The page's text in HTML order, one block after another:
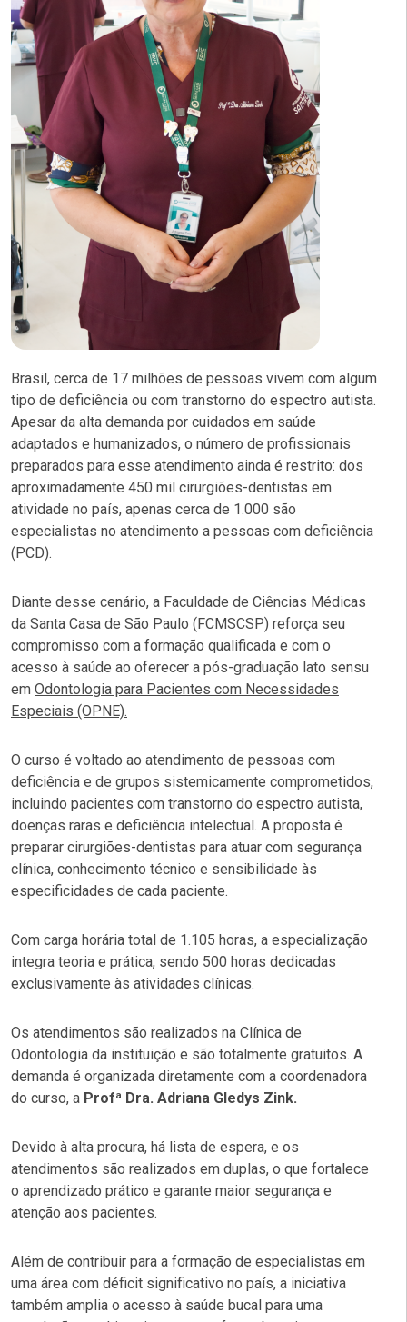
Brasil, cerca de 17 milhões de pessoas vivem com algum
tipo de deficiência ou com transtorno do espectro autista.
Apesar da alta demanda por cuidados em saúde
adaptados e humanizados, o número de profissionais
preparados para esse atendimento ainda é restrito: dos
aproximadamente 450 mil cirurgiões-dentistas em
atividade no país, apenas cerca de 1.000 são
especialistas no atendimento a pessoas com deficiência
(PCD).
Diante desse cenário, a Faculdade de Ciências Médicas
da Santa Casa de São Paulo (FCMSCSP) reforça seu
compromisso com a formação qualificada e com o
acesso à saúde ao oferecer a pós-graduação lato sensu
em Odontologia para Pacientes com Necessidades
Especiais (OPNE).
O curso é voltado ao atendimento de pessoas com
deficiência e de grupos sistemicamente comprometidos,
incluindo pacientes com transtorno do espectro autista,
doenças raras e deficiência intelectual. A proposta é
preparar cirurgiões-dentistas para atuar com segurança
clínica, conhecimento técnico e sensibilidade às
especificidades de cada paciente.
Com carga horária total de 1.105 horas, a especialização
integra teoria e prática, sendo 500 horas dedicadas
exclusivamente às atividades clínicas.
Os atendimentos são realizados na Clínica de
Odontologia da instituição e são totalmente gratuitos. A
demanda é organizada diretamente com a coordenadora
do curso, a Profª Dra. Adriana Gledys Zink.
Devido à alta procura, há lista de espera, e os
atendimentos são realizados em duplas, o que fortalece
o aprendizado prático e garante maior segurança e
atenção aos pacientes.
Além de contribuir para a formação de especialistas em
uma área com déficit significativo no país, a iniciativa
também amplia o acesso à saúde bucal para uma